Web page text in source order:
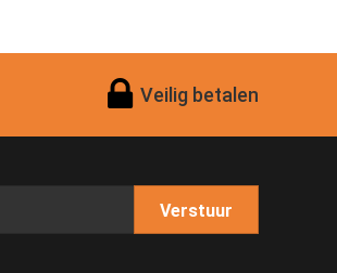
Veilig betalen
Verstuur